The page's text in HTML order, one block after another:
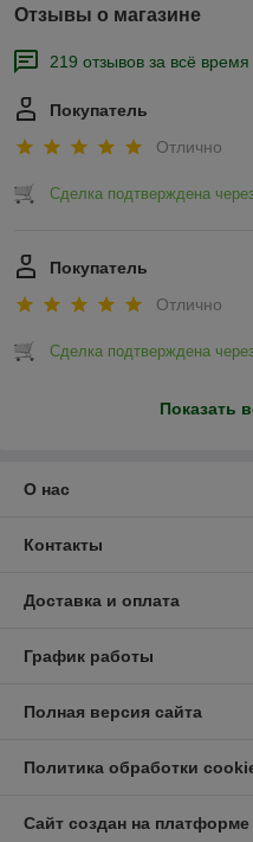
Коротко о
Отзывы о магазине
219 отзывов за всё время
Покупатель
Отлично
Сделка подтверждена
Покупатель
Отлично
Сделка подтверждена
Показать
О нас
Контакты
Доставка и оплата
График работы
Полная версия сайта
Политика обработки
Сайт создан на платформе